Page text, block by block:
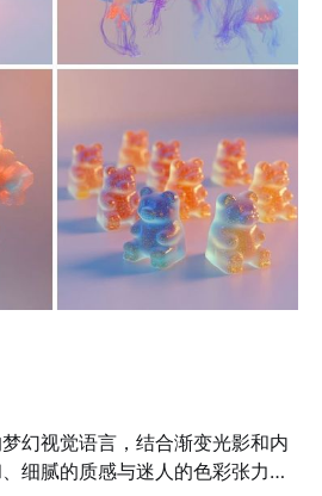
表、包袋、饰品等。 2. 美妆产
3. 现代家居产品，如
特别是
展示。 prompt： 1. A
blush pink
幻视觉语言，结合渐变光影和内
细腻的质感与迷人的色彩张力。